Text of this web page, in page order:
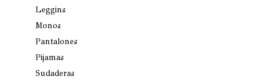
Leggins
Monos
Pantalones
Pijamas
Sudaderas